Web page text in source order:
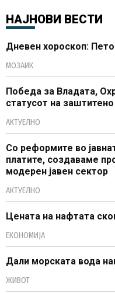
НАЈНОВИ ВЕСТИ
Дневен хороскоп:
МОЗАИК
Победа за Владата,
статусот на
АКТУЕЛНО
Со реформите во
платите, создаваме
модерен јавен сектор
АКТУЕЛНО
Цената на нафтата
ЕКОНОМИЈА
Дали морската вода
ЖИВОТ